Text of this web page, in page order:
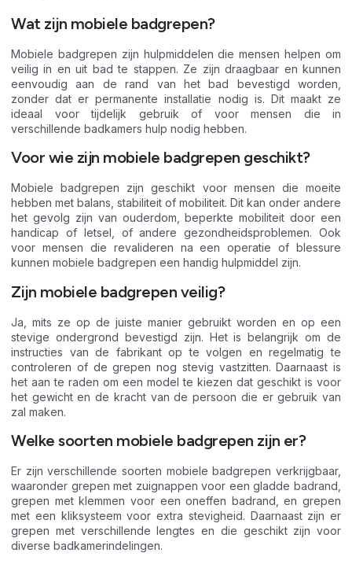
Wat zijn mobiele badgrepen?
Mobiele badgrepen zijn hulpmiddelen die mensen helpen om
veilig in en uit bad te stappen. Ze zijn draagbaar en kunnen
eenvoudig aan de rand van het bad bevestigd worden,
zonder dat er permanente installatie nodig is. Dit maakt ze
ideaal voor tijdelijk gebruik of voor mensen die in
verschillende badkamers hulp nodig hebben.
Voor wie zijn mobiele badgrepen geschikt?
Mobiele badgrepen zijn geschikt voor mensen die moeite
hebben met balans, stabiliteit of mobiliteit. Dit kan onder andere
het gevolg zijn van ouderdom, beperkte mobiliteit door een
handicap of letsel, of andere gezondheidsproblemen. Ook
voor mensen die revalideren na een operatie of blessure
kunnen mobiele badgrepen een handig hulpmiddel zijn.
Zijn mobiele badgrepen veilig?
Ja, mits ze op de juiste manier gebruikt worden en op een
stevige ondergrond bevestigd zijn. Het is belangrijk om de
instructies van de fabrikant op te volgen en regelmatig te
controleren of de grepen nog stevig vastzitten. Daarnaast is
het aan te raden om een model te kiezen dat geschikt is voor
het gewicht en de kracht van de persoon die er gebruik van
zal maken.
Welke soorten mobiele badgrepen zijn er?
Er zijn verschillende soorten mobiele badgrepen verkrijgbaar,
waaronder grepen met zuignappen voor een gladde badrand,
grepen met klemmen voor een oneffen badrand, en grepen
met een kliksysteem voor extra stevigheid. Daarnaast zijn er
grepen met verschillende lengtes en die geschikt zijn voor
diverse badkamerindelingen.